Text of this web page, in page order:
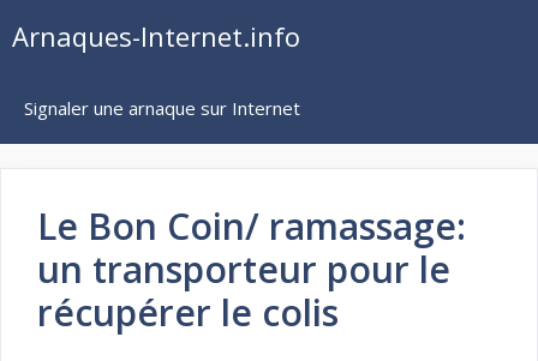
auArnaques-Internet.info
Signaler une arnaque sur Internet
Le Bon Coin/ ramassage:
un transporteur pour le
récupérer le colis